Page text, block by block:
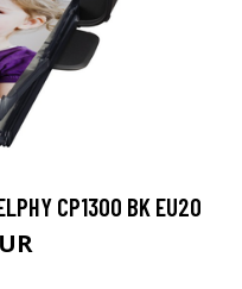
CP1300 BK EU20